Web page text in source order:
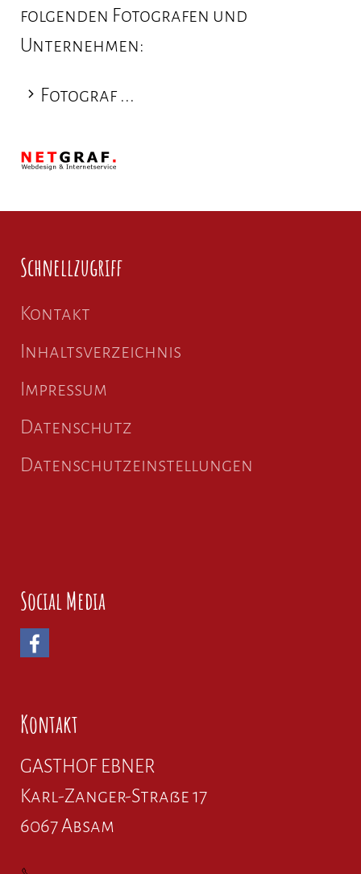
folgenden Fotografen und
Unternehmen:
Fotograf ...
Schnellzugriff
Kontakt
Inhaltsverzeichnis
Impressum
Datenschutz
Datenschutzeinstellungen
Social Media
Kontakt
GASTHOF EBNER
Karl-Zanger-Straße 17
6067 Absam